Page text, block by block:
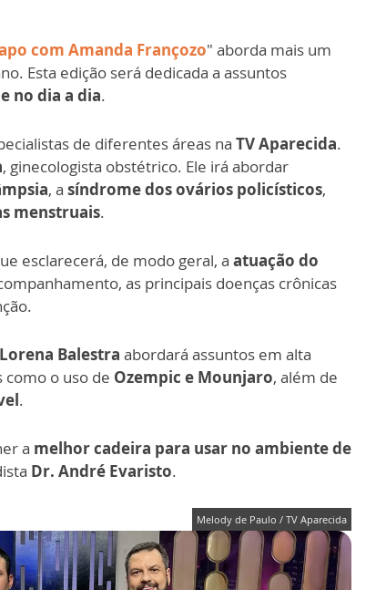
com Amanda Françozo" aborda mais um
Esta edição será dedicada a assuntos
no dia a dia.
de diferentes áreas na TV Aparecida.
, ginecologista obstétrico. Ele irá abordar
, a síndrome dos ovários policísticos,
menstruais.
esclarecerá, de modo geral, a atuação do
as principais doenças crônicas
Balestra abordará assuntos em alta
como o uso de Ozempic e Mounjaro, além de
.
a melhor cadeira para usar no ambiente de
Dr. André Evaristo.
Melody de Paulo / TV Aparecida